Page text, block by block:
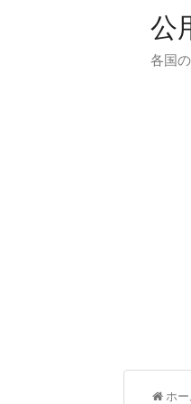
公
各国
ホー